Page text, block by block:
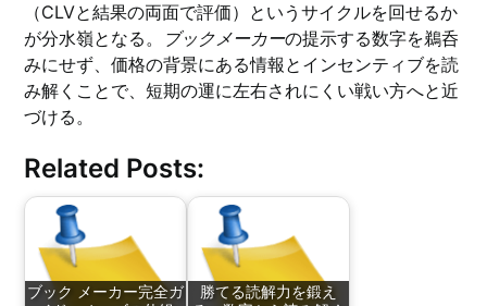
（CLVと結果の両面で評価）というサイクルを回せるか
が分水嶺となる。
ブックメーカーの提示する数字を鵜呑
みにせず、価格の背景にある情報とインセンティブを読
み解くことで、短期の運に左右されにくい戦い方へと近
づける。
Related Posts:
ブック メーカー完全ガ
勝てる読解力を鍛え